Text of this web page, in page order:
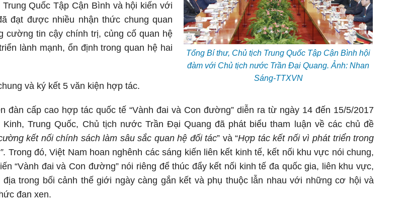
Tổng Bí thư, Chủ tịch Trung Quốc Tập Cận Bình hội
đàm với Chủ tịch nước Trần Đại Quang. Ảnh: Nhan
Sáng-TTXVN
Quốc Tập Cận Bình và hội kiến với
đạt được nhiều nhận thức chung quan
cường tin cậy chính trị, củng cố quan hệ
lành mạnh, ổn định trong quan hệ hai
và ký kết 5 văn kiện hợp tác.
đàn cấp cao hợp tác quốc tế “Vành đai và Con đường” diễn ra từ ngày 14 đến 15/5/2017
Kinh, Trung Quốc, Chủ tịch nước Trần Đại Quang đã phát biểu tham luận về các chủ đề
kết nối chính sách làm sâu sắc quan hệ đối tác” và “Hợp tác kết nối vì phát triển trong
. Trong đó, Việt Nam hoan nghênh các sáng kiến liên kết kinh tế, kết nối khu vực nói chung,
“Vành đai và Con đường” nói riêng để thúc đẩy kết nối kinh tế đa quốc gia, liên khu vực,
địa trong bối cảnh thế giới ngày càng gắn kết và phụ thuộc lẫn nhau với những cơ hội và
đan xen.